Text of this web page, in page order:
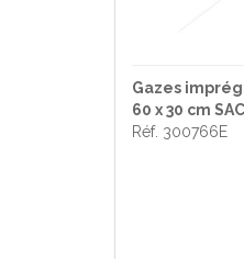
Gazes
60 x 30 cm
Réf. 300766E